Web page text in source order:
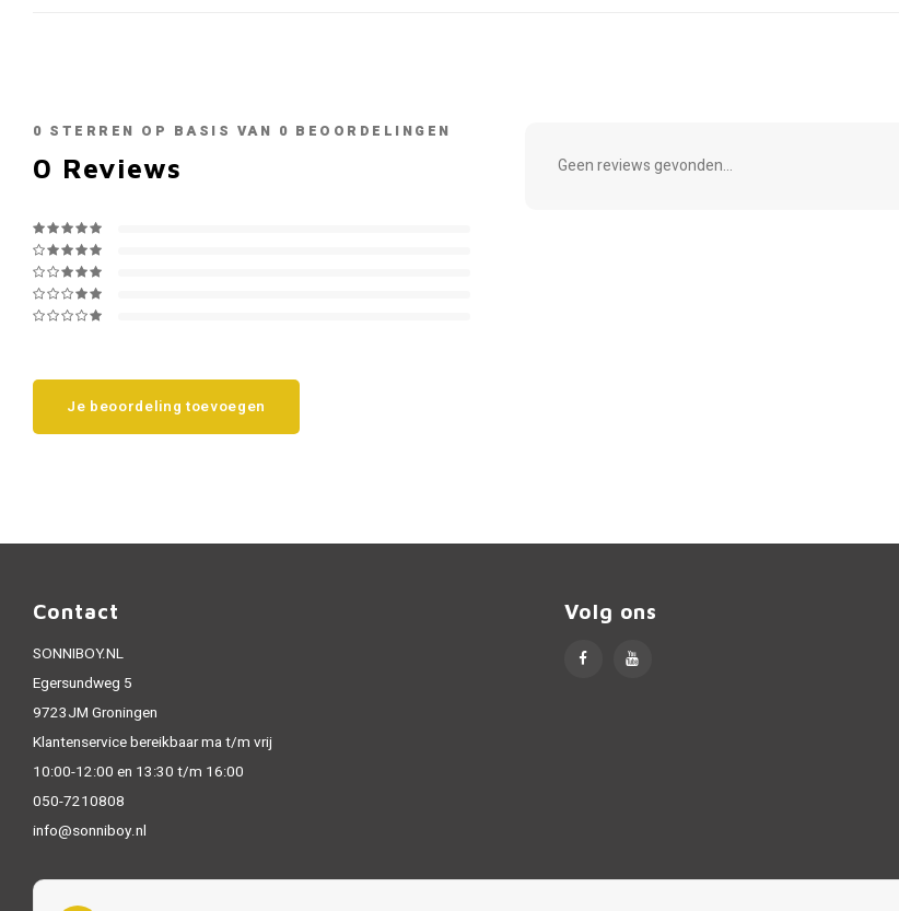
0 STERREN OP BASIS VAN 0 BEOORDELINGEN
0 Reviews
Je beoordeling toevoegen
Geen reviews gevonden...
Contact
SONNIBOY.NL
Egersundweg 5
9723JM Groningen
Klantenservice bereikbaar ma t/m vrij
10:00-12:00 en 13:30 t/m 16:00
050-7210808
info@sonniboy.nl
Volg ons